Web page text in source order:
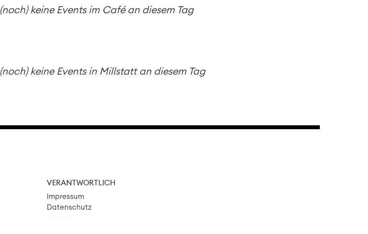
(noch) keine Events im Café an diesem Tag
(noch) keine Events in Millstatt an diesem Tag
VERANTWORTLICH
Impressum
Datenschutz